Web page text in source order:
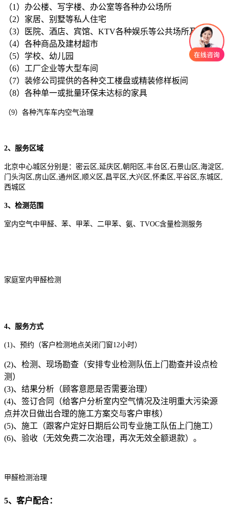
（1）办公楼、写字楼、办公室等各种办公场所
（2）家居、别墅等私人住宅
（3）医院、酒店、宾馆、KTV各种娱乐等公共场所及包厢
（4）各种商品及建材超市
（5）学校、幼儿园
（6）工厂企业等大型车间
（7）装修公司提供的各种交工楼盘或精装修样板间
（8）各种单一或批量环保未达标的家具
（9）各种汽车车内空气治理
2、服务区域
北京中心城区分别是：密云区,延庆区,朝阳区,丰台区,石景山区,海淀区,
门头沟区,房山区,通州区,顺义区,昌平区,大兴区,怀柔区,平谷区,东城区,
西城区
3、检测范围
室内空气中甲醛、苯、甲苯、二甲苯、氨、TVOC含量检测服务
家庭室内甲醛检测
4、服务方式
(1)、预约（客户检测地点关闭门窗12小时）
(2)、检测、现场勘查（安排专业检测队伍上门勘查并设点检
测）
(3)、结果分析（顾客意愿是否需要治理）
(4)、签订合同（给客户分析室内空气情况及注明重大污染源
点并次日做出合理的施工方案交与客户审核）
(5)、施工（跟客户定好日期后公司专业施工队伍上门施工）
(6)、验收（无效免费二次治理，再次无效全额退款）。
甲醛检测治理
5、客户配合：